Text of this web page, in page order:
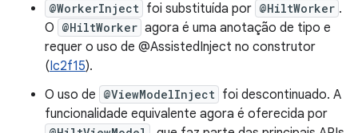
@WorkerInject foi substituída por @HiltWorker .
O @HiltWorker agora é uma anotação de tipo e
requer o uso de @AssistedInject no construtor
(Ic2f15).
O uso de @ViewModelInject foi descontinuado. A
funcionalidade equivalente agora é oferecida por